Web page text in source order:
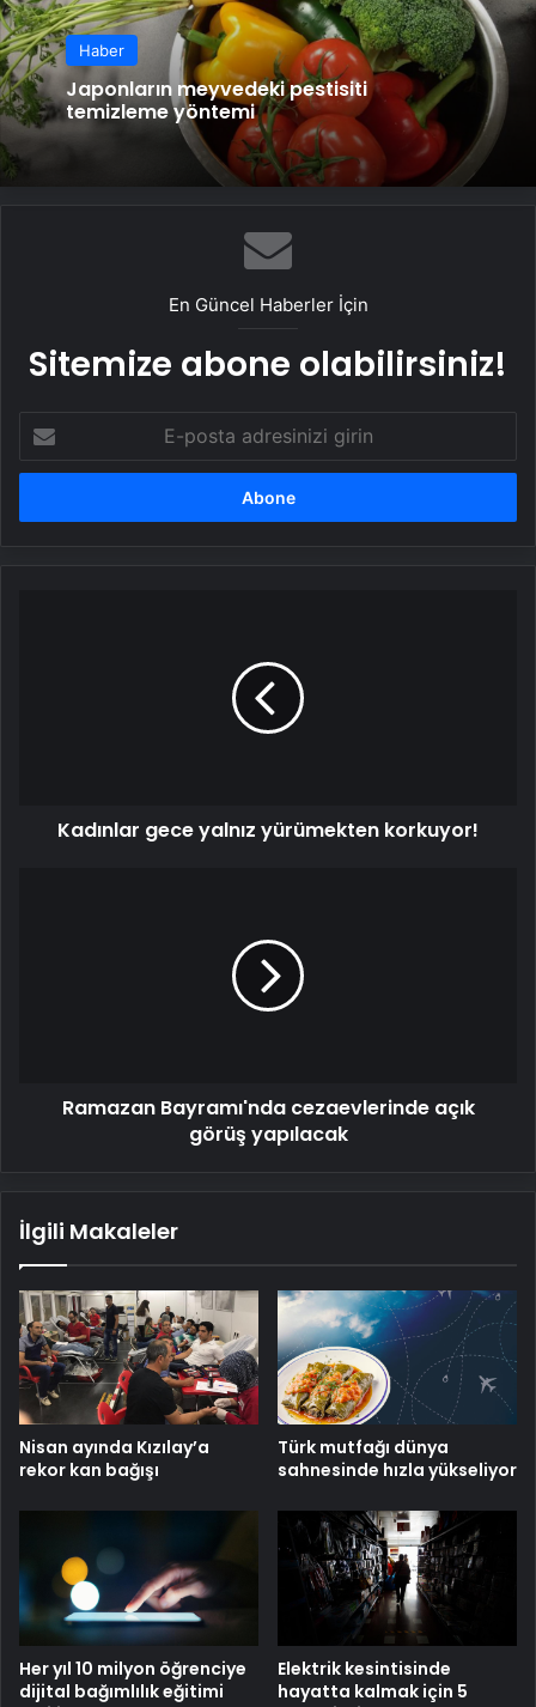
Haber
Japonların meyvedeki pestisiti
temizleme yöntemi
En Güncel Haberler İçin
Sitemize abone olabilirsiniz!
posta
adresinizi
Kadınlar gece yalnız yürümekten korkuyor!
Ramazan Bayramı'nda cezaevlerinde açık
görüş yapılacak
İlgili Makaleler
Nisan ayında Kızılay’a
rekor kan bağışı
Türk mutfağı dünya
sahnesinde hızla yükseliyor
Her yıl 10 milyon öğrenciye
dijital bağımlılık eğitimi
Elektrik kesintisinde
hayatta kalmak için 5